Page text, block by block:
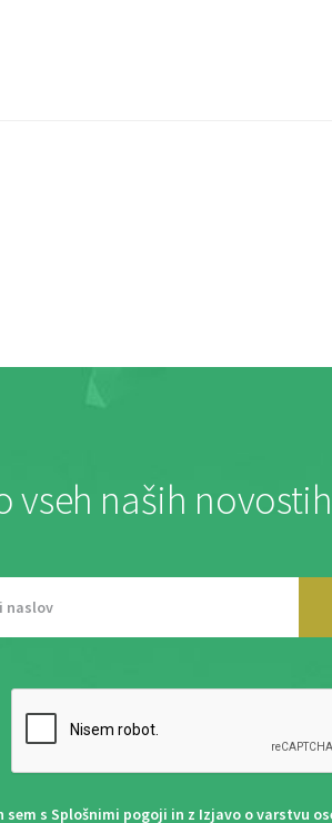
vseh naših
sem s Splošnimi pogoji in z Izjavo o varstvu